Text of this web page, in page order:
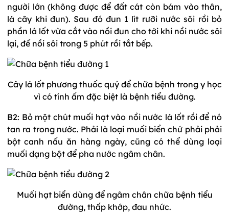
người lớn (không được để đất cát còn bám vào thân,
lá cây khi đun). Sau đó đun 1 lít rưỡi nước sôi rồi bỏ
phần lá lốt vừa cắt vào nồi đun cho tới khi nồi nước sôi
lại, để nồi sôi trong 5 phút rồi tắt bếp.
Cây lá lốt phương thuốc quý để chữa bệnh trong y học
vì có tính ấm đặc biệt là bệnh tiểu đường.
B2: Bỏ một chút muối hạt vào nồi nước lá lốt rồi để nó
tan ra trong nước. Phải là loại muối biển chứ phải phải
bột canh nấu ăn hàng ngày, cũng có thể dùng loại
muối dạng bột để pha nước ngâm chân.
Muối hạt biển dùng để ngâm chân chữa bệnh tiểu
đường, thấp khớp, đau nhức.